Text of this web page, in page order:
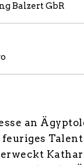
Balzert GbR
an